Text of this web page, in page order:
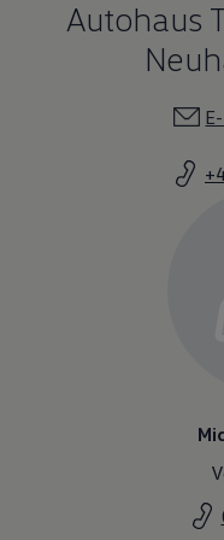
Magazin
Lifestyle
Volkswagen
Autohaus